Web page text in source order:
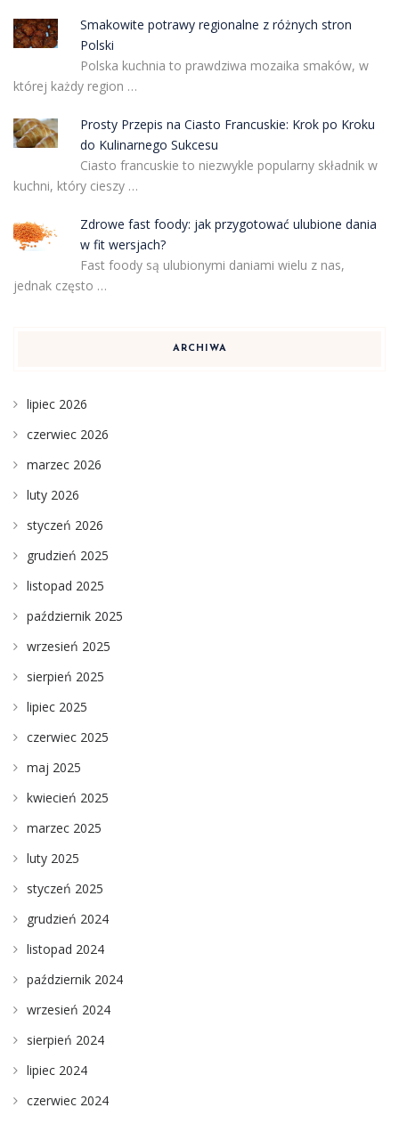
Smakowite potrawy regionalne z różnych stron
Polski
Polska kuchnia to prawdziwa mozaika smaków, w
której każdy region …
Prosty Przepis na Ciasto Francuskie: Krok po Kroku
do Kulinarnego Sukcesu
Ciasto francuskie to niezwykle popularny składnik w
kuchni, który cieszy …
Zdrowe fast foody: jak przygotować ulubione dania
w fit wersjach?
Fast foody są ulubionymi daniami wielu z nas,
jednak często …
ARCHIWA
lipiec 2026
czerwiec 2026
marzec 2026
luty 2026
styczeń 2026
grudzień 2025
listopad 2025
październik 2025
wrzesień 2025
sierpień 2025
lipiec 2025
czerwiec 2025
maj 2025
kwiecień 2025
marzec 2025
luty 2025
styczeń 2025
grudzień 2024
listopad 2024
październik 2024
wrzesień 2024
sierpień 2024
lipiec 2024
czerwiec 2024